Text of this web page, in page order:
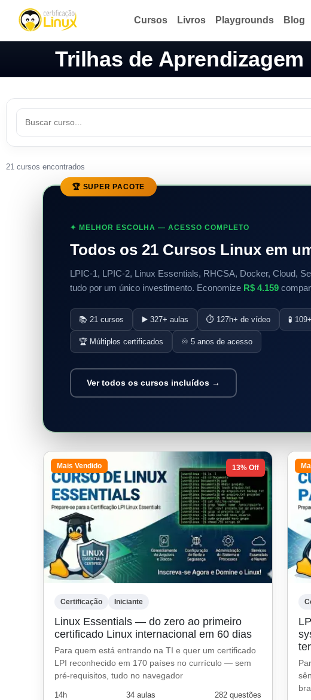
Cursos Livros Playgrounds Blog
Trilhas de Aprendizagem
21 cursos encontrados
🏆 SUPER PACOTE
✦ MELHOR ESCOLHA — ACESSO COMPLETO
Todos os 21 Cursos Linux em
LPIC-1, LPIC-2, Linux Essentials, RHCSA, Docker, Cloud,
tudo por um único investimento. Economize R$ 4.159
📚 21 cursos ▶️ 327+ aulas ⏱️ 127h+ de vídeo 🧪
🏆 Múltiplos certificados ♾️ 5 anos de acesso
Ver todos os cursos incluídos →
Mais Vendido 13% Off
Certificação Iniciante
Linux Essentials — do zero ao primeiro
certificado Linux internacional em 60 dias
Para quem está entrando na TI e quer um certificado
LPI reconhecido em 170 países no currículo — sem
pré-requisitos, tudo no navegador
14h 34 aulas 282 questões
ter